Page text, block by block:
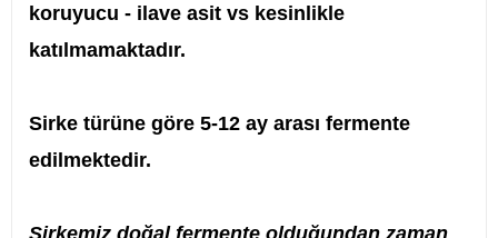
koruyucu - ilave asit vs kesinlikle
katılmamaktadır.
Sirke türüne göre 5-12 ay arası fermente
edilmektedir.
Sirkemiz doğal fermente olduğundan zaman